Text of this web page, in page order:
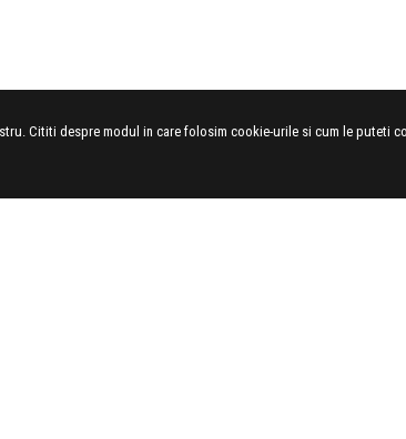
Cititi despre modul in care folosim cookie-urile si cum le puteti